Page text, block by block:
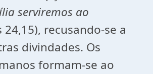
serviremos ao
24,15), recusando-se a
divindades. Os
formam-se ao